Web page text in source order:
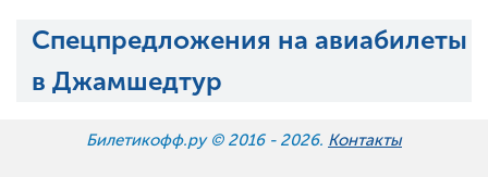
Спецпредложения на авиабилеты
в Джамшедтур
Билетикофф.ру © 2016 - 2026. Контакты